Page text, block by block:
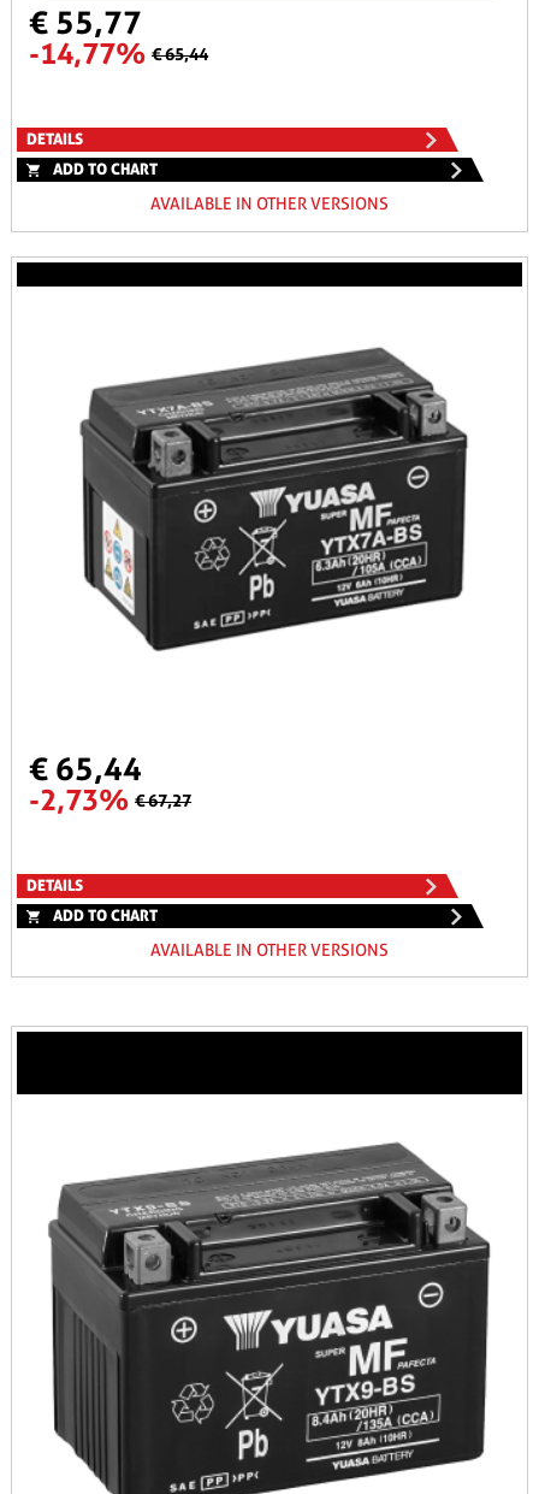
€ 55,77
-14,77% € 65,44
DETAILS
ADD TO CHART
AVAILABLE IN OTHER VERSIONS
€ 65,44
-2,73% € 67,27
DETAILS
ADD TO CHART
AVAILABLE IN OTHER VERSIONS